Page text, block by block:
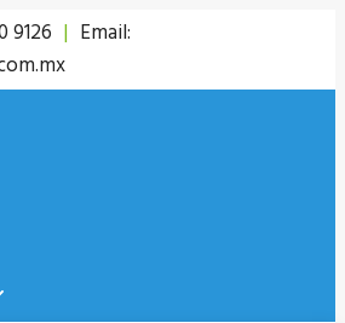
9126 | Email: